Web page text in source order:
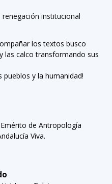
institucional
los textos busco
las calco transformando sus
pueblos y la humanidad!
de Antropología
Viva.